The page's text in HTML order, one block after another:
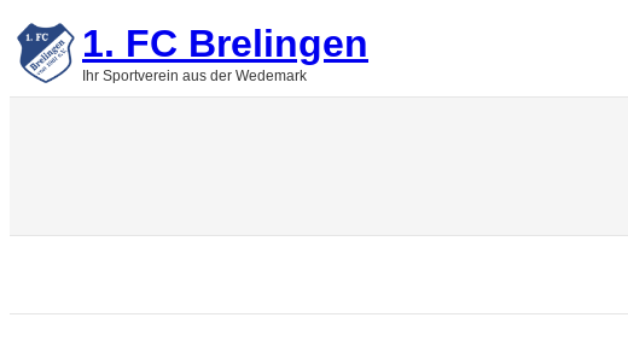
Zum
Inhalt
springen1. FC Brelingen
Ihr Sportverein aus der Wedemark